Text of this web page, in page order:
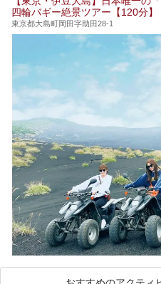
24時間営業で宿泊で
い施設、デートや休
が充実した施設など
ださい。
四輪バギー絶景ツアー【120分】
東京都大島町岡田字助田28-1